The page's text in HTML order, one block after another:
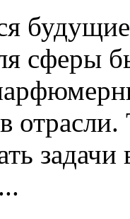
сферы